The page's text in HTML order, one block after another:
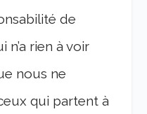
de
n’a rien à voir
nous ne
qui partent à